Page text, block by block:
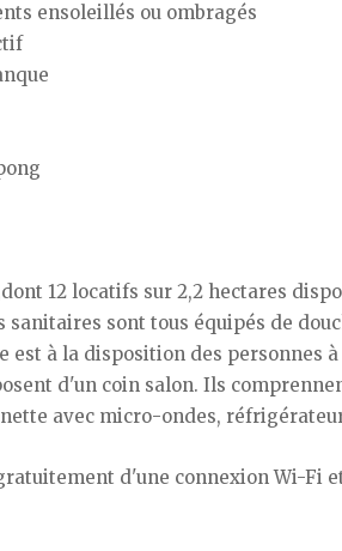
ensoleillés ou ombragés
12 locatifs sur 2,2 hectares
sanitaires sont tous équipés de
est à la disposition des personnes
d'un coin salon. Ils
avec micro-ondes,
d'une connexion Wi-Fi